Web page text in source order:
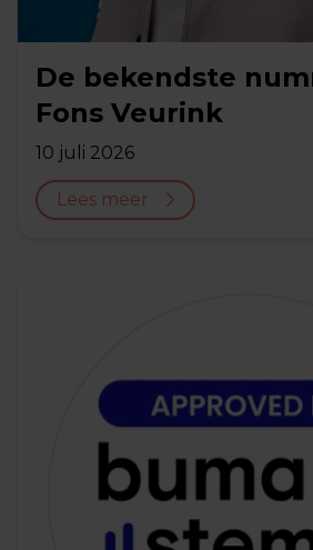
De bekendste
Fons Veurink
10 juli 2026
Lees meer